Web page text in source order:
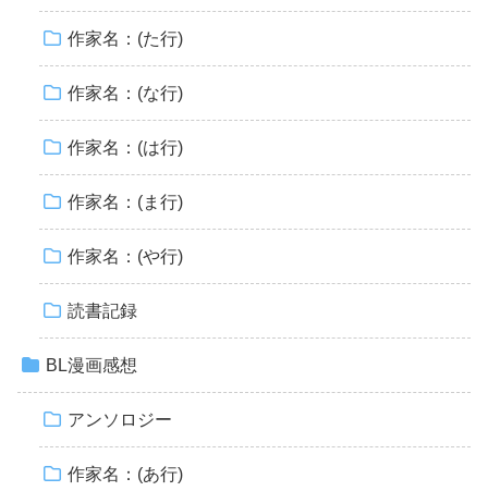
作家名：(た行)
作家名：(な行)
作家名：(は行)
作家名：(ま行)
作家名：(や行)
読書記録
BL漫画感想
アンソロジー
作家名：(あ行)